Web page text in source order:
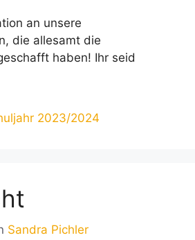
an unsere
die allesamt die
haben! Ihr seid
2023/2024
Sandra Pichler